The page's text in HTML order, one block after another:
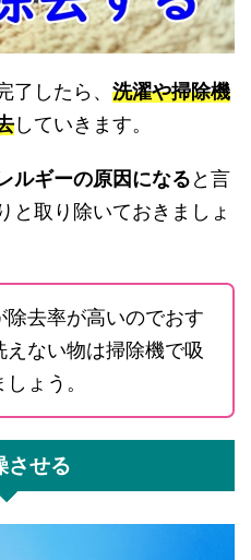
了したら、 洗濯や掃除機
していきます。
ルギーの原因になると言
と取り除いておきましょ
除去率が高いのでおす
えない物は掃除機で吸
ょう。
させる